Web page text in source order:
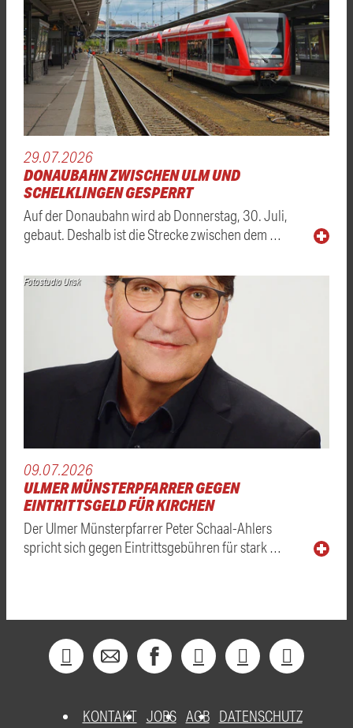
29.07.2026
DONAUBAHN ZWISCHEN ULM UND
SCHELKLINGEN GESPERRT
Auf der Donaubahn wird ab Donnerstag, 30. Juli,
gebaut. Deshalb ist die Strecke zwischen dem …
Fotostudio Urisk
09.07.2026
ULMER MÜNSTERPFARRER GEGEN
EINTRITTSGELD FÜR KIRCHEN
Der Ulmer Münsterpfarrer Peter Schaal-Ahlers
spricht sich gegen Eintrittsgebühren für stark …
KONTAKT JOBS AGB DATENSCHUTZ